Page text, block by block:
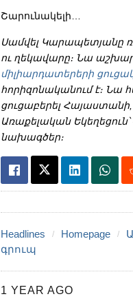
Շարունակելի…
Սամվել Կարապետյանը
ու ղեկավարը։ Նա
միլիարդատերերի
հորիզոնականում է։ Նա
ցուցաբերել
Առաքելական
նախագծեր։
Headlines Homepage
գրուպ
1 YEAR AGO